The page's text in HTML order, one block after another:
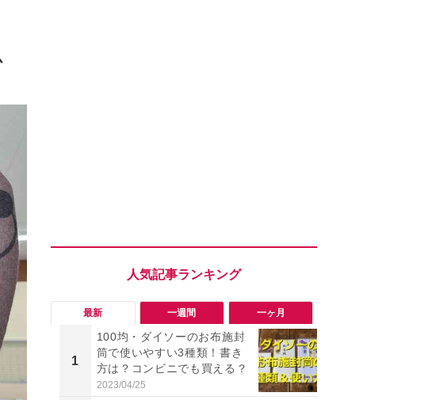
最新 一週間 一ヶ月
1
100均・ダイソーのお布施封
筒で使いやすい3種類！書き
方は？コンビニでも買える？
2023/04/25